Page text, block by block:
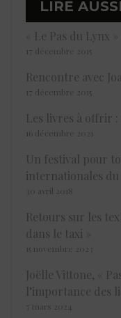
LIRE AUSSI
« Le Pas du Lynx
17 décembre 2015
Rencontre avec
17 décembre 2015
Les livres à offrir
16 décembre 2021
Un festival pour
internationales
30 avril 2018
Retours sur les
dans le taxi »
15 novembre 2023
Joëlle Vittone, «
l’importance des
7 mars 2024